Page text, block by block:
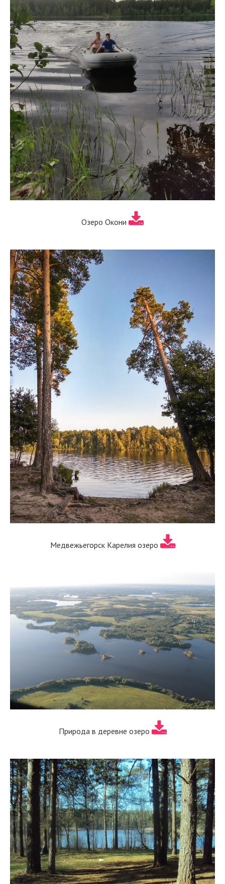
Озеро Окони
Медвежьегорск Карелия озеро
Природа в деревне озеро